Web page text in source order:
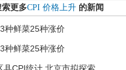
索更多CPI 价格上升 的新闻
种鲜菜25种涨价
种鲜菜25种涨价